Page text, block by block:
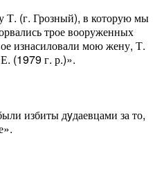
Т. (г. Грозный), в которую мы
трое вооруженных
изнасиловали мою жену, Т.
(1979 г. р.)».
избиты дyдаевцами за то,